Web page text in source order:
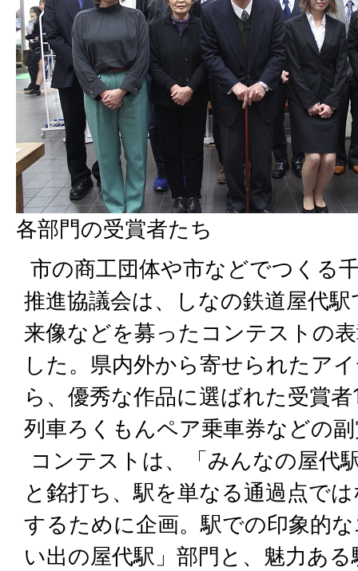
各部門の受賞者たち
市の商工団体や市などでつくる
推進協議会は、しなの鉄道屋代
来像などを募ったコンテストの
した。県内外から寄せられたア
ら、優秀な作品に選ばれた受賞
列車ろくもんペア乗車券などの
コンテストは、「みんなの屋代
と銘打ち、駅を単なる通過点で
するために企画。駅での印象的
い出の屋代駅」部門と、魅力あ